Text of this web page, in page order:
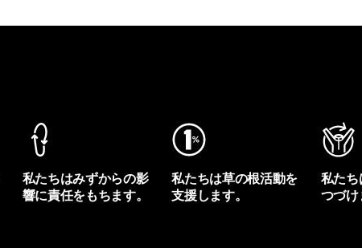
私たちはみずからの影
響に責任をもちます。
私たちは草の根活動を
支援します。
私た
つづけ